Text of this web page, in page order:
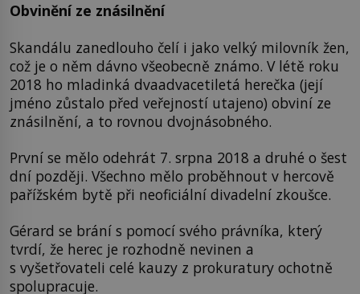
Obvinění ze znásilnění
Skandálu zanedlouho čelí i jako velký milovník žen,
což je o něm dávno všeobecně známo. V létě roku
2018 ho mladinká dvaadvacetiletá herečka (její
jméno zůstalo před veřejností utajeno) obviní ze
znásilnění, a to rovnou dvojnásobného.
První se mělo odehrát 7. srpna 2018 a druhé o šest
dní později. Všechno mělo proběhnout v hercově
pařížském bytě při neoficiální divadelní zkoušce.
Gérard se brání s pomocí svého právníka, který
tvrdí, že herec je rozhodně nevinen a
s vyšetřovateli celé kauzy z prokuratury ochotně
spolupracuje.